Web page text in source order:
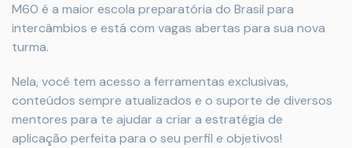
M60 é a maior escola preparatória do Brasil para
intercâmbios e está com vagas abertas para sua nova
turma.
Nela, você tem acesso a ferramentas exclusivas,
conteúdos sempre atualizados e o suporte de diversos
mentores para te ajudar a criar a estratégia de
aplicação perfeita para o seu perfil e objetivos!